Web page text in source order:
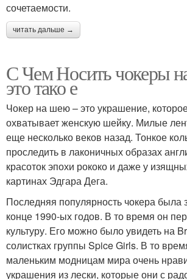
сочетаемости.
читать дальше →
С Чем Носить чокеры
это тако е
Чокер на шею – это украшение,
охватывает женскую шейку. Милые
еще несколько веков назад. Тонкое
проследить в лаконичных образах
красоток эпохи рококо и даже у
картинах Эдгара Дега.
Последняя популярность чокера была
конце 1990-ых годов. В то время он
культуру. Его можно было увидеть на
солистках группы Spice Girls. В то
маленьким модницам мира очень
украшения из лески, которые они с